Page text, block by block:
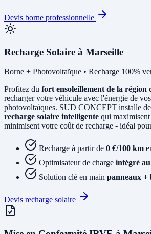
Devis borne professionnelle
Recharge Solaire à Marseille
Borne + Photovoltaïque • Recharge 100%
Profitez du fort ensoleillement de la région
recharger votre véhicule avec l'énergie de
photovoltaïques. SUD CONCEPT installe
recharge solaire intelligente qui
minimisent votre coût de recharge - idéal
Recharge à partir de 0 €/100 km
Optimisateur de charge intégré
Solution clé en main panneaux +
Devis recharge solaire